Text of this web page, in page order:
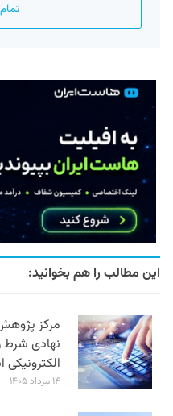
این مطالب را هم بخوانید:
مرکز
۱۴ مرداد ۱۴۰۵